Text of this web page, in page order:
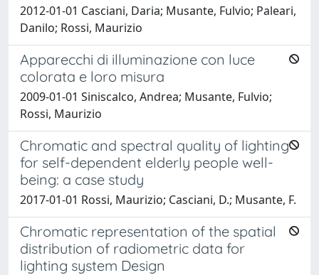
2012-01-01 Casciani, Daria; Musante, Fulvio; Paleari,
Danilo; Rossi, Maurizio
Apparecchi di illuminazione con luce
colorata e loro misura
2009-01-01 Siniscalco, Andrea; Musante, Fulvio;
Rossi, Maurizio
Chromatic and spectral quality of lighting
for self-dependent elderly people well-
being: a case study
2017-01-01 Rossi, Maurizio; Casciani, D.; Musante, F.
Chromatic representation of the spatial
distribution of radiometric data for
lighting system Design